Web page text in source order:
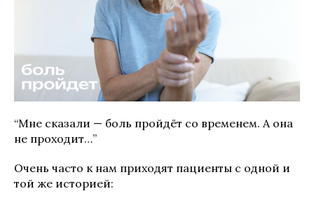
“Мне сказали — боль пройдёт со временем. А она
не проходит…”
Очень часто к нам приходят пациенты с одной и
той же историей: